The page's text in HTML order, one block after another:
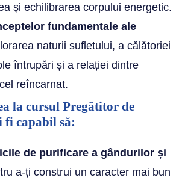
și echilibrarea corpului energetic.
fundamentale ale
naturii sufletului, a călătoriei
întrupări și a relației dintre
reîncarnat.
la cursul Pregătitor de
fi capabil să:
de purificare a gândurilor și
a-ți construi un caracter mai bun